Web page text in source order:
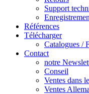
Support
Références
Télécharger
Catalogues /
Contact
notre
Conseil
Ventes dans
Ventes